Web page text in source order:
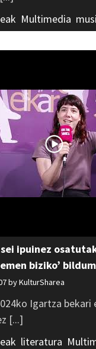
Multimedia
ipuinez
biziko’
byKulturSharea
Igartza bekari
[...]
literatura